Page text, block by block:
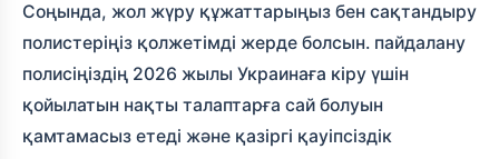
Соңында, жол жүру құжаттарыңыз бен сақтандыру
полистеріңіз қолжетімді жерде болсын. пайдалану
полисіңіздің 2026 жылы Украинаға кіру үшін
қойылатын нақты талаптарға сай болуын
қамтамасыз етеді және қазіргі қауіпсіздік